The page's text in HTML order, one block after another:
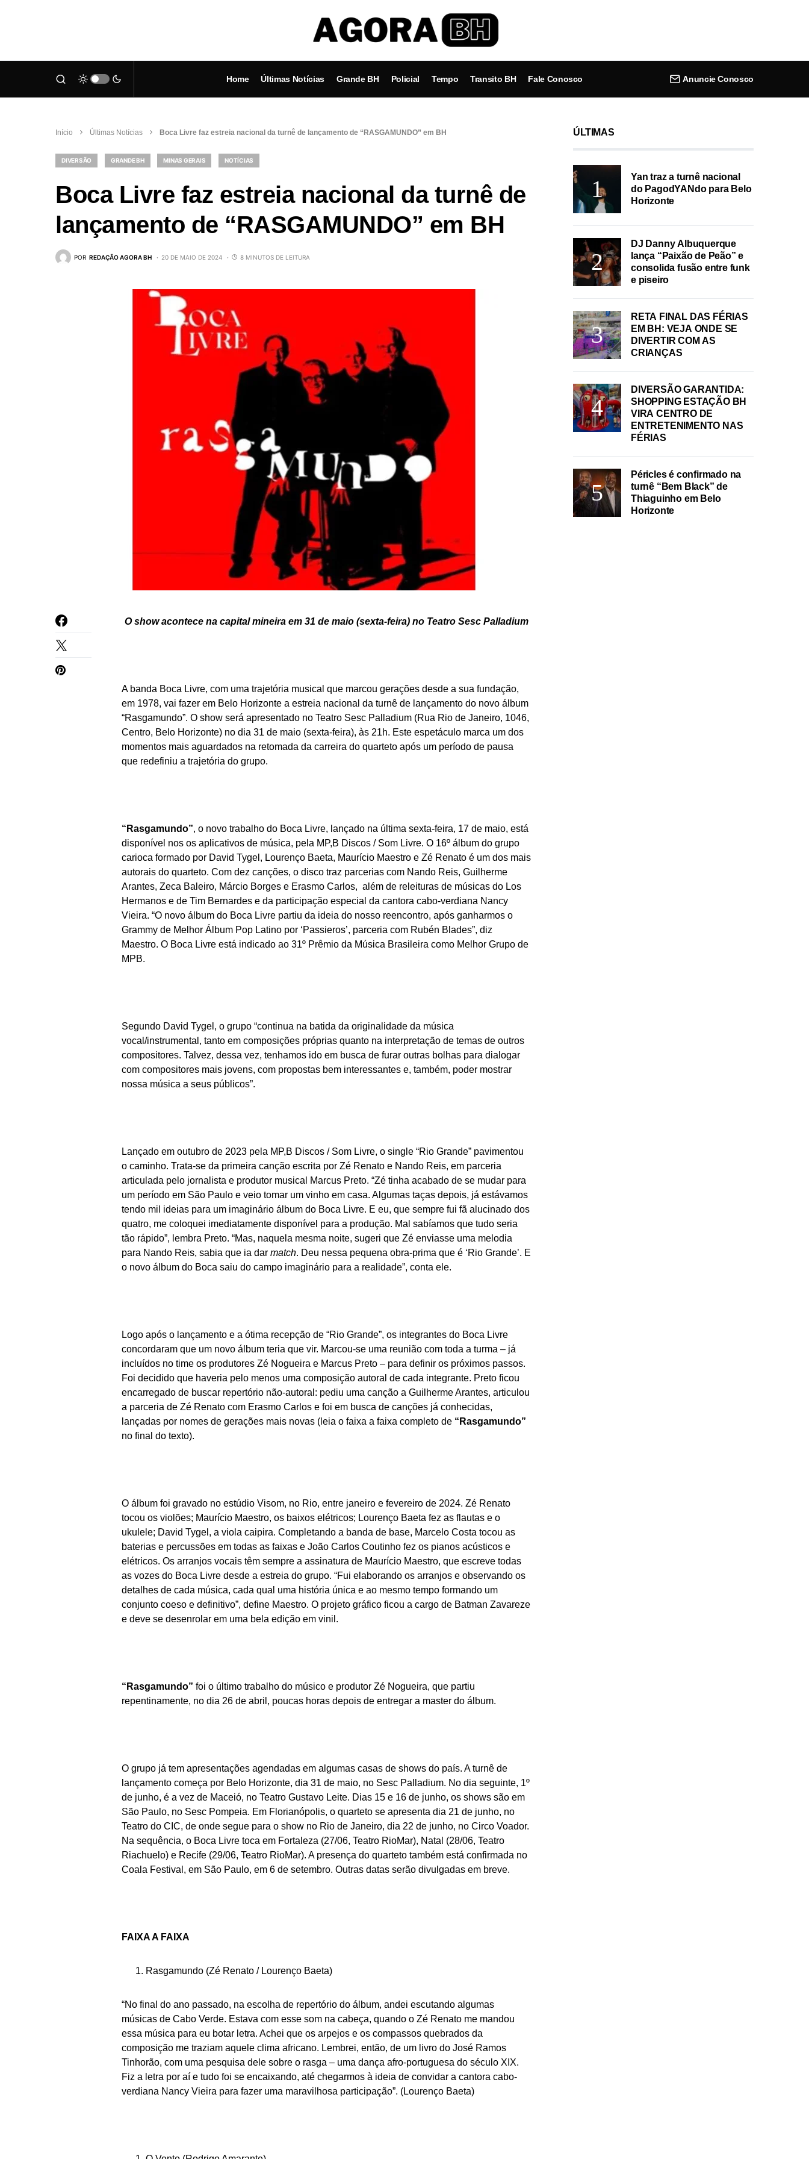
Home Últimas Notícias Grande BH Policial Tempo Transito BH Fale Conosco Anuncie Conosco
Início Últimas Notícias Boca Livre faz estreia nacional da turnê de lançamento de “RASGAMUNDO” em BH
DIVERSÃO GRANDE BH MINAS GERAIS NOTÍCIAS
Boca Livre faz estreia nacional da turnê de
lançamento de “RASGAMUNDO” em BH
POR REDAÇÃO AGORA BH 20 DE MAIO DE 2024 8 MINUTOS DE LEITURA
O show acontece na capital mineira em 31 de maio (sexta-feira) no Teatro Sesc Palladium
A banda Boca Livre, com uma trajetória musical que marcou gerações desde a sua fundação,
em 1978, vai fazer em Belo Horizonte a estreia nacional da turnê de lançamento do novo álbum
“Rasgamundo”. O show será apresentado no Teatro Sesc Palladium (Rua Rio de Janeiro, 1046,
Centro, Belo Horizonte) no dia 31 de maio (sexta-feira), às 21h. Este espetáculo marca um dos
momentos mais aguardados na retomada da carreira do quarteto após um período de pausa
que redefiniu a trajetória do grupo.
“Rasgamundo”, o novo trabalho do Boca Livre, lançado na última sexta-feira, 17 de maio, está
disponível nos os aplicativos de música, pela MP,B Discos / Som Livre. O 16º álbum do grupo
carioca formado por David Tygel, Lourenço Baeta, Maurício Maestro e Zé Renato é um dos mais
autorais do quarteto. Com dez canções, o disco traz parcerias com Nando Reis, Guilherme
Arantes, Zeca Baleiro, Márcio Borges e Erasmo Carlos, além de releituras de músicas do Los
Hermanos e de Tim Bernardes e da participação especial da cantora cabo-verdiana Nancy
Vieira. “O novo álbum do Boca Livre partiu da ideia do nosso reencontro, após ganharmos o
Grammy de Melhor Álbum Pop Latino por ‘Passieros’, parceria com Rubén Blades”, diz
Maestro. O Boca Livre está indicado ao 31º Prêmio da Música Brasileira como Melhor Grupo de
MPB.
Segundo David Tygel, o grupo “continua na batida da originalidade da música
vocal/instrumental, tanto em composições próprias quanto na interpretação de temas de outros
compositores. Talvez, dessa vez, tenhamos ido em busca de furar outras bolhas para dialogar
com compositores mais jovens, com propostas bem interessantes e, também, poder mostrar
nossa música a seus públicos”.
Lançado em outubro de 2023 pela MP,B Discos / Som Livre, o single “Rio Grande” pavimentou
o caminho. Trata-se da primeira canção escrita por Zé Renato e Nando Reis, em parceria
articulada pelo jornalista e produtor musical Marcus Preto. “Zé tinha acabado de se mudar para
um período em São Paulo e veio tomar um vinho em casa. Algumas taças depois, já estávamos
tendo mil ideias para um imaginário álbum do Boca Livre. E eu, que sempre fui fã alucinado dos
quatro, me coloquei imediatamente disponível para a produção. Mal sabíamos que tudo seria
tão rápido”, lembra Preto. “Mas, naquela mesma noite, sugeri que Zé enviasse uma melodia
para Nando Reis, sabia que ia dar match. Deu nessa pequena obra-prima que é ‘Rio Grande’. E
o novo álbum do Boca saiu do campo imaginário para a realidade”, conta ele.
Logo após o lançamento e a ótima recepção de “Rio Grande”, os integrantes do Boca Livre
concordaram que um novo álbum teria que vir. Marcou-se uma reunião com toda a turma – já
incluídos no time os produtores Zé Nogueira e Marcus Preto – para definir os próximos passos.
Foi decidido que haveria pelo menos uma composição autoral de cada integrante. Preto ficou
encarregado de buscar repertório não-autoral: pediu uma canção a Guilherme Arantes, articulou
a parceria de Zé Renato com Erasmo Carlos e foi em busca de canções já conhecidas,
lançadas por nomes de gerações mais novas (leia o faixa a faixa completo de “Rasgamundo”
no final do texto).
O álbum foi gravado no estúdio Visom, no Rio, entre janeiro e fevereiro de 2024. Zé Renato
tocou os violões; Maurício Maestro, os baixos elétricos; Lourenço Baeta fez as flautas e o
ukulele; David Tygel, a viola caipira. Completando a banda de base, Marcelo Costa tocou as
baterias e percussões em todas as faixas e João Carlos Coutinho fez os pianos acústicos e
elétricos. Os arranjos vocais têm sempre a assinatura de Maurício Maestro, que escreve todas
as vozes do Boca Livre desde a estreia do grupo. “Fui elaborando os arranjos e observando os
detalhes de cada música, cada qual uma história única e ao mesmo tempo formando um
conjunto coeso e definitivo”, define Maestro. O projeto gráfico ficou a cargo de Batman Zavareze
e deve se desenrolar em uma bela edição em vinil.
“Rasgamundo” foi o último trabalho do músico e produtor Zé Nogueira, que partiu
repentinamente, no dia 26 de abril, poucas horas depois de entregar a master do álbum.
O grupo já tem apresentações agendadas em algumas casas de shows do país. A turnê de
lançamento começa por Belo Horizonte, dia 31 de maio, no Sesc Palladium. No dia seguinte, 1º
de junho, é a vez de Maceió, no Teatro Gustavo Leite. Dias 15 e 16 de junho, os shows são em
São Paulo, no Sesc Pompeia. Em Florianópolis, o quarteto se apresenta dia 21 de junho, no
Teatro do CIC, de onde segue para o show no Rio de Janeiro, dia 22 de junho, no Circo Voador.
Na sequência, o Boca Livre toca em Fortaleza (27/06, Teatro RioMar), Natal (28/06, Teatro
Riachuelo) e Recife (29/06, Teatro RioMar). A presença do quarteto também está confirmada no
Coala Festival, em São Paulo, em 6 de setembro. Outras datas serão divulgadas em breve.
FAIXA A FAIXA
Rasgamundo (Zé Renato / Lourenço Baeta)
“No final do ano passado, na escolha de repertório do álbum, andei escutando algumas
músicas de Cabo Verde. Estava com esse som na cabeça, quando o Zé Renato me mandou
essa música para eu botar letra. Achei que os arpejos e os compassos quebrados da
composição me traziam aquele clima africano. Lembrei, então, de um livro do José Ramos
Tinhorão, com uma pesquisa dele sobre o rasga – uma dança afro-portuguesa do século XIX.
Fiz a letra por aí e tudo foi se encaixando, até chegarmos à ideia de convidar a cantora cabo-
verdiana Nancy Vieira para fazer uma maravilhosa participação”. (Lourenço Baeta)
ÚLTIMAS
Yan traz a turnê nacional
do PagodYANdo para Belo
Horizonte
DJ Danny Albuquerque
lança “Paixão de Peão” e
consolida fusão entre funk
e piseiro
RETA FINAL DAS FÉRIAS
EM BH: VEJA ONDE SE
DIVERTIR COM AS
CRIANÇAS
DIVERSÃO GARANTIDA:
SHOPPING ESTAÇÃO BH
VIRA CENTRO DE
ENTRETENIMENTO NAS
FÉRIAS
Péricles é confirmado na
turnê “Bem Black” de
Thiaguinho em Belo
Horizonte